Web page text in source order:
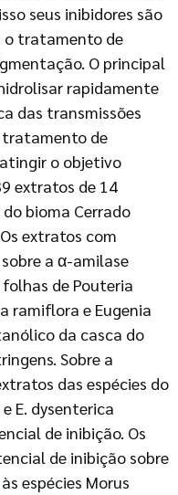
seus inibidores são
o tratamento de
O principal
rapidamente
das transmissões
tratamento de
o objetivo
extratos de 14
bioma Cerrado
extratos com
a α-amilase
de Pouteria
ramiflora e Eugenia
da casca do
Sobre a
das espécies do
E. dysenterica
de inibição. Os
de inibição sobre
espécies Morus